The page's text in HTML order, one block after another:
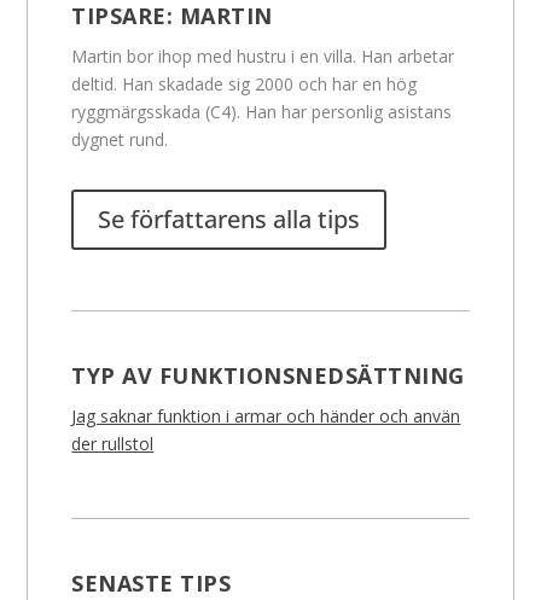
TIPSARE: MARTIN
Martin bor ihop med hustru i en villa. Han arbetar
deltid. Han skadade sig 2000 och har en hög
ryggmärgsskada (C4). Han har personlig asistans
dygnet rund.
Se författarens alla tips
TYP AV FUNKTIONSNEDSÄTTNING
Jag saknar funktion i armar och händer och använ
der rullstol
SENASTE TIPS